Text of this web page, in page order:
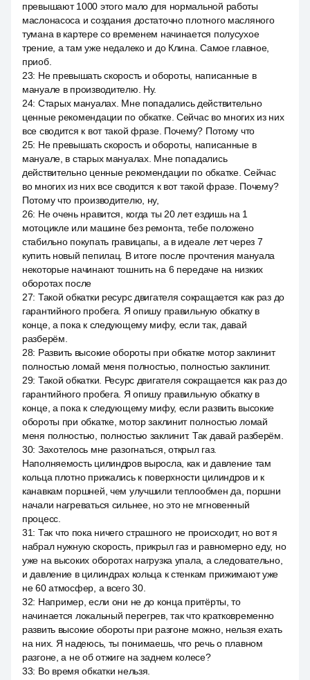
превышают 1000 этого мало для нормальной работы
маслонасоса и создания достаточно плотного масляного
тумана в картере со временем начинается полусухое
трение, а там уже недалеко и до Клина. Самое главное,
приоб.
23: Не превышать скорость и обороты, написанные в
мануале в производителю. Ну.
24: Старых мануалах. Мне попадались действительно
ценные рекомендации по обкатке. Сейчас во многих из них
все сводится к вот такой фразе. Почему? Потому что
25: Не превышать скорость и обороты, написанные в
мануале, в старых мануалах. Мне попадались
действительно ценные рекомендации по обкатке. Сейчас
во многих из них все сводится к вот такой фразе. Почему?
Потому что производителю, ну,
26: Не очень нравится, когда ты 20 лет ездишь на 1
мотоцикле или машине без ремонта, тебе положено
стабильно покупать гравицапы, а в идеале лет через 7
купить новый пепилац. В итоге после прочтения мануала
некоторые начинают тошнить на 6 передаче на низких
оборотах после
27: Такой обкатки ресурс двигателя сокращается как раз до
гарантийного пробега. Я опишу правильную обкатку в
конце, а пока к следующему мифу, если так, давай
разберём.
28: Развить высокие обороты при обкатке мотор заклинит
полностью ломай меня полностью, полностью заклинит.
29: Такой обкатки. Ресурс двигателя сокращается как раз до
гарантийного пробега. Я опишу правильную обкатку в
конце, а пока к следующему мифу, если развить высокие
обороты при обкатке, мотор заклинит полностью ломай
меня полностью, полностью заклинит. Так давай разберём.
30: Захотелось мне разогнаться, открыл газ.
Наполняемость цилиндров выросла, как и давление там
кольца плотно прижались к поверхности цилиндров и к
канавкам поршней, чем улучшили теплообмен да, поршни
начали нагреваться сильнее, но это не мгновенный
процесс.
31: Так что пока ничего страшного не происходит, но вот я
набрал нужную скорость, прикрыл газ и равномерно еду, но
уже на высоких оборотах нагрузка упала, а следовательно,
и давление в цилиндрах кольца к стенкам прижимают уже
не 60 атмосфер, а всего 30.
32: Например, если они не до конца притёрты, то
начинается локальный перегрев, так что кратковременно
развить высокие обороты при разгоне можно, нельзя ехать
на них. Я надеюсь, ты понимаешь, что речь о плавном
разгоне, а не об отжиге на заднем колесе?
33: Во время обкатки нельзя.